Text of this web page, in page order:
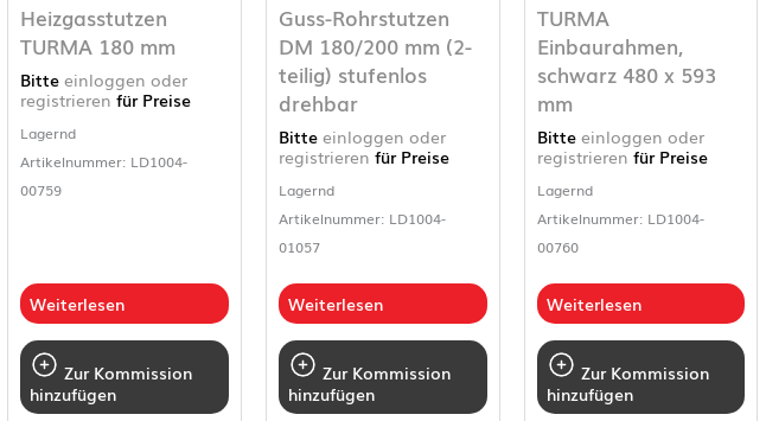
Heizgasstutzen
TURMA 180 mm
Bitte einloggen oder
registrieren für Preise
Lagernd
Artikelnummer: LD1004-
00759
Weiterlesen
Zur Kommission
hinzufügen
Guss-Rohrstutzen
DM 180/200 mm (2-
teilig) stufenlos
drehbar
Bitte einloggen oder
registrieren für Preise
Lagernd
Artikelnummer: LD1004-
01057
Weiterlesen
Zur Kommission
hinzufügen
TURMA
Einbaurahmen,
schwarz 480 x 593
mm
Bitte einloggen oder
registrieren für Preise
Lagernd
Artikelnummer: LD1004-
00760
Weiterlesen
Zur Kommission
hinzufügen